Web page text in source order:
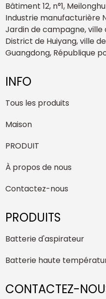
Bâtiment 12, n°1,
Industrie manufacturière
Jardin de campagne, ville
District de Huiyang, ville
Guangdong, République
INFO
Tous les produits
Maison
PRODUIT
À propos de nous
Contactez-nous
PRODUITS
Batterie d'aspirateur
Batterie haute
CONTACTEZ-